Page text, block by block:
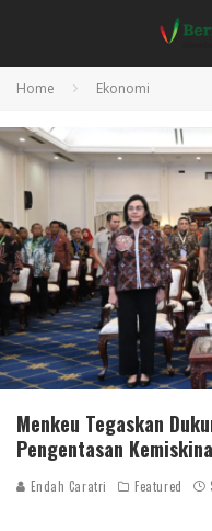
Home Ekonomi
Menkeu Tegaskan
Pengentasan
Endah Caratri Featured